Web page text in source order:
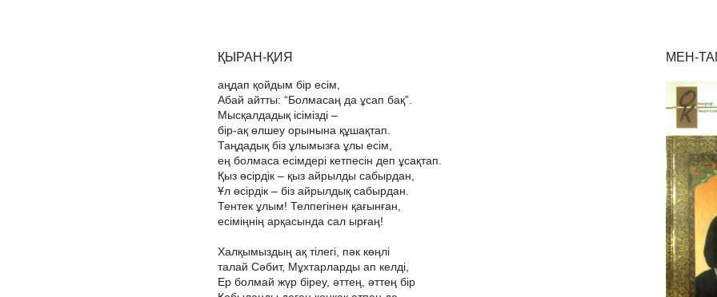
ҚЫРАН-ҚИЯ
аңдап қойдым бір есім,
Абай айтты: “Болмасаң да ұсап бақ”.
Мысқалдадық ісімізді –
бір-ақ өлшеу орынына құшақтап.
Таңдадық біз ұлымызға ұлы есім,
ең болмаса есімдері кетпесін деп ұсақтап.
Қыз өсірдік – қыз айрылды сабырдан,
Ұл өсірдік – біз айрылдық сабырдан.
Тентек ұлым! Телпегінен қағынған,
есіміңнің арқасында сал ырғаң!
Халқымыздың ақ тілегі, пәк көңлі
талай Сәбит, Мұхтарларды ап келді,
Ер болмай жүр біреу, әттең, әттең бір
МЕН-